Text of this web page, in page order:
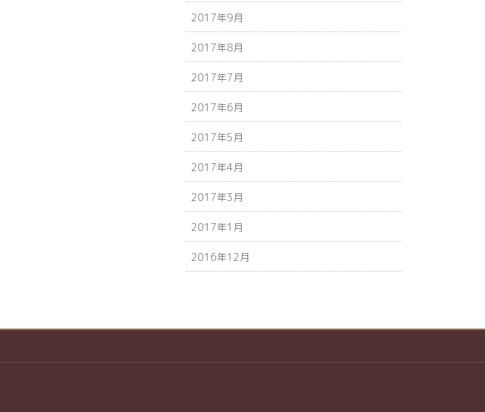
2017年9月
2017年8月
2017年7月
2017年6月
2017年5月
2017年4月
2017年3月
2017年1月
2016年12月